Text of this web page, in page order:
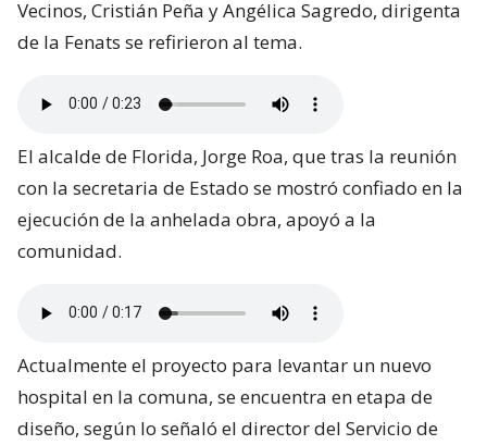
Vecinos, Cristián Peña y Angélica Sagredo, dirigenta
de la Fenats se refirieron al tema.
El alcalde de Florida, Jorge Roa, que tras la reunión
con la secretaria de Estado se mostró confiado en la
ejecución de la anhelada obra, apoyó a la
comunidad.
Actualmente el proyecto para levantar un nuevo
hospital en la comuna, se encuentra en etapa de
diseño, según lo señaló el director del Servicio de